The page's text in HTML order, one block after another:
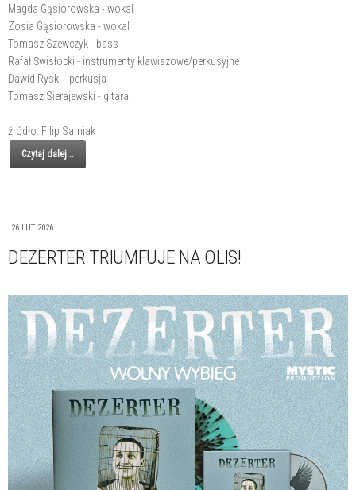
Magda Gąsiorowska - wokal
Zosia Gąsiorowska - wokal
Tomasz Szewczyk - bass
Rafał Świsłocki - instrumenty klawiszowe/perkusyjne
Dawid Ryski - perkusja
Tomasz Sierajewski - gitara
źródło: Filip Sarniak
Czytaj dalej...
26 LUT 2026
DEZERTER TRIUMFUJE NA OLIS!